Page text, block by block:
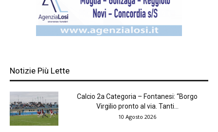
Notizie Più Lette
Calcio 2a Categoria – Fontanesi: “Borgo
Virgilio pronto al via. Tanti...
10 Agosto 2026